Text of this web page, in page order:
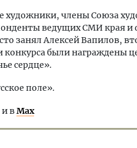
художники, члены Союза
ведущих СМИ края
занял Алексей Вапилов,
конкурса были награждены
сердце».
поле».
и вMax